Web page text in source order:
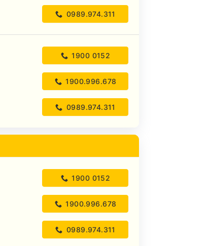
0989.974.311
1900 0152
1900.996.678
0989.974.311
1900 0152
1900.996.678
0989.974.311